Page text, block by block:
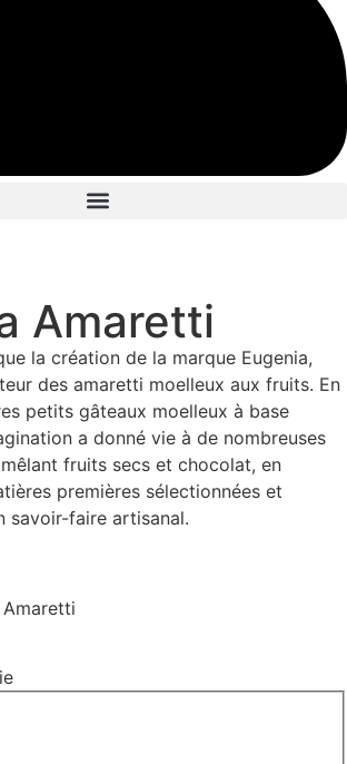
Amaretti
la création de la marque Eugenia,
des amaretti moelleux aux fruits. En
petits gâteaux moelleux à base
a donné vie à de nombreuses
fruits secs et chocolat, en
premières sélectionnées et
savoir-faire artisanal.
Amaretti